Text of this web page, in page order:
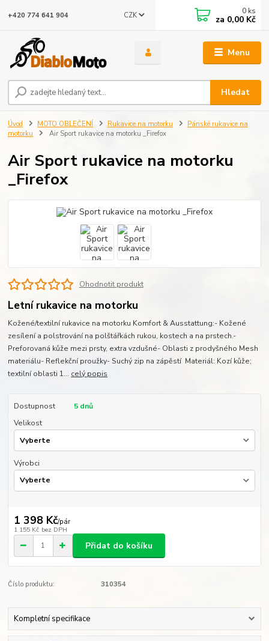
Menu
CZK
Hledat
+420 774 641 904 0 ks
za 0,00 Kč
Úvod MOTO OBLEČENÍ Rukavice na motorku
Pánské rukavice na
motorku
Air Sport rukavice na motorku _Firefox
Air Sport rukavice na motorku
_Firefox
Ohodnotit produkt
Letní rukavice na motorku
Kožené/textilní rukavice na motorku Komfort & Ausstattung:- Kožené
zesílení a polstrování na polštářkách rukou, kostech a na prstech.-
Preforovaná kůže mezi prsty, extra vzdušné- Oblasti z prodyšného Mesh
materiálu- Reflekční proužky- Suchý zip na zápěstí Materiál: Kozí kůže;
textilní oblasti 1... celý popis
Dostupnost
5 dnů
Velikost
Výrobci
1 398 Kč/pár
1 155 Kč bez DPH
Přidat do košíku
Číslo produktu: 310354
Kompletní specifikace